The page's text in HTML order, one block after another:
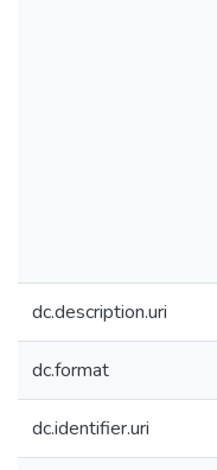
dc.description.uri
dc.format
dc.identifier.uri